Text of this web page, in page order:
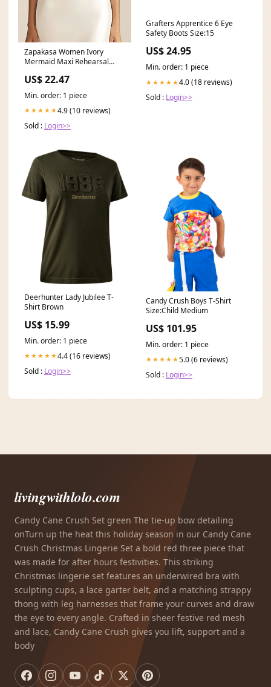
Zapakasa Women Ivory
Mermaid Maxi Rehearsal
US$ 22.47
Min. order: 1 piece
★★★★★4.9 (10 reviews)
Sold : Login>>
Grafters Apprentice 6 Eye
Safety Boots Size:15
US$ 24.95
Min. order: 1 piece
★★★★★4.0 (18 reviews)
Sold : Login>>
Deerhunter Lady Jubilee T-
Shirt Brown
US$ 15.99
Min. order: 1 piece
★★★★★4.4 (16 reviews)
Sold : Login>>
Candy Crush Boys T-Shirt
Size:Child Medium
US$ 101.95
Min. order: 1 piece
★★★★★5.0 (6 reviews)
Sold : Login>>
livingwithlolo.com
Candy Cane Crush Set green The tie-up bow detailing
onTurn up the heat this holiday season in our Candy Cane
Crush Christmas Lingerie Set a bold red three piece that
was made for after hours festivities. This striking
Christmas lingerie set features an underwired bra with
sculpting cups, a lace garter belt, and a matching strappy
thong with leg harnesses that frame your curves and draw
the eye to every angle. Crafted in sheer festive red mesh
and lace, Candy Cane Crush gives you lift, support and a
body